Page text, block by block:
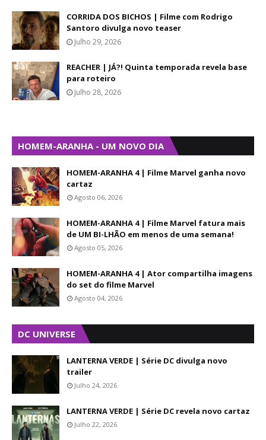
CORRIDA DOS BICHOS | Filme com Rodrigo
Santoro divulga novo teaser
Julho 29, 2026
REACHER | JÁ?! Quinta temporada revela base
para roteiro
Julho 28, 2026
HOMEM-ARANHA - UM NOVO DIA
HOMEM-ARANHA 4 | Filme Marvel ganha novo
cartaz
Agosto 06, 2026
HOMEM-ARANHA 4 | Filme Marvel fatura mais
de UM BI-LHÃO em menos de uma semana!
Agosto 05, 2026
HOMEM-ARANHA 4 | Ator compartilha imagens
do set do filme Marvel
Agosto 04, 2026
DC UNIVERSE
LANTERNA VERDE | Série DC divulga novo
trailer
Julho 24, 2026
LANTERNA VERDE | Série DC revela novo cartaz
Julho 22, 2026